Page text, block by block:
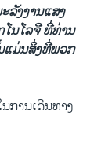
ລັງງານ​ແສງ​
ນ​ໂລ​ຈີທີ່​ທ່ານ​
ແມ່ນ​ສິ່ງ​ທີ່​ພວກ​
ການ​ເດີນທາງ​